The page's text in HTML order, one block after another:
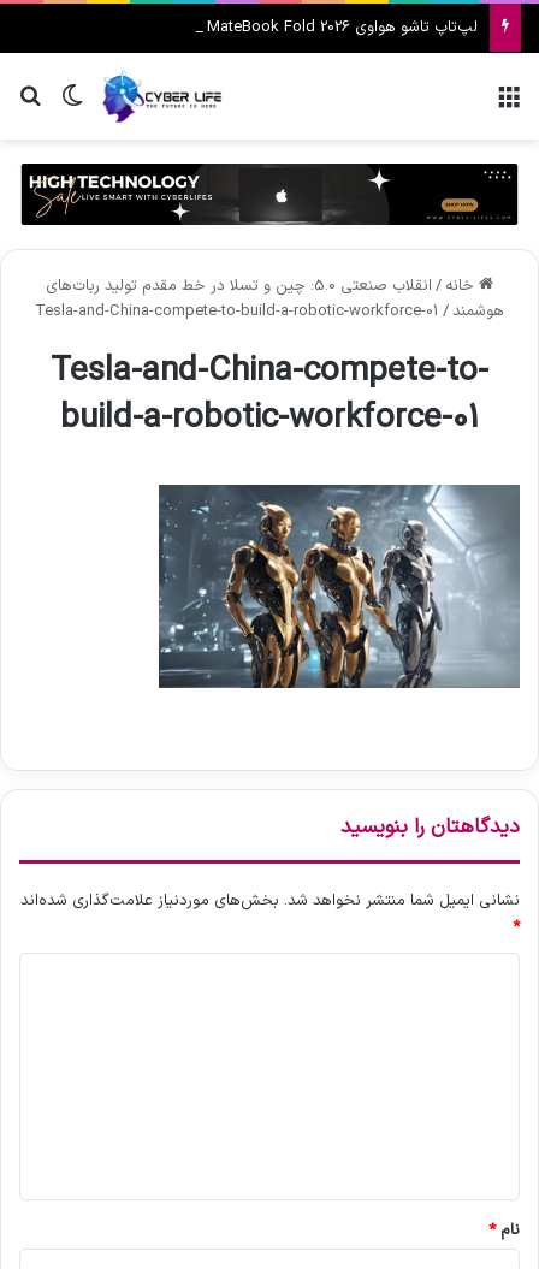
لپ‌تاپ تاشو هواوی MateBook Fold 2026 معرفی شد
تغییر
خانه /
انقلاب صنعتی 5.0: چین و تسلا در خط مقدم تولید ربات‌های
هوشمند/
Tesla-and-China-compete-to-build-a-robotic-workforce-01
Tesla-and-China-compete-to-
build-a-robotic-workforce-01
دیدگاهتان را بنویسید
نشانی ایمیل شما منتشر نخواهد شد. بخش‌های موردنیاز علامت‌گذاری شده‌اند
*
نام*